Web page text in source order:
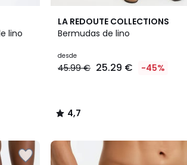
lino
LA REDOUTE COLLECTIONS
Bermudas de lino
desde
45.99 € 25.29 € -45%
4,7
/ 5
4
Colores
4,7
/